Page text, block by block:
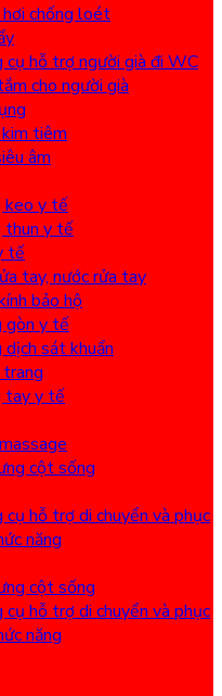
chống loét
cụ hỗ trợ người già đi WC
cho người già
tiêm
âm
keo y tế
thun y tế
tế
tay, nước rửa tay
bảo hộ
gòn y tế
dịch sát khuẩn
trang
tay y tế
cột sống
cụ hỗ trợ di chuyển và phục
năng
cột sống
cụ hỗ trợ di chuyển và phục
năng